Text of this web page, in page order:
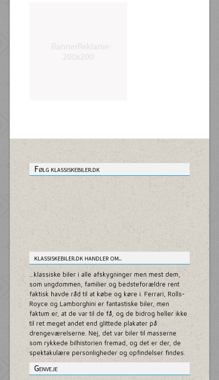
Følg klassiskebiler.dk
klassiskebiler.dk handler om..
...klassiske biler i alle afskygninger men mest dem,
som ungdommen, familier og bedsteforældre rent
faktisk havde råd til at købe og køre i. Ferrari, Rolls-
Royce og Lamborghini er fantastiske biler, men
faktum er, at de var til de få, og de bidrog heller ikke
til ret meget andet end glittede plakater på
drengeværelserne. Nej, det var biler til masserne
som rykkede bilhistorien fremad, og det er der, de
spektakulære personligheder og opfindelser findes.
Genveje